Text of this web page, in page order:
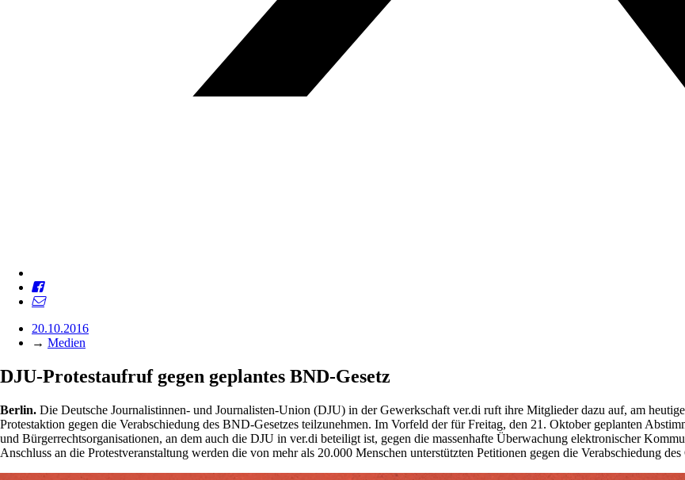
20.10.2016
→ Medien
DJU-Protestaufruf gegen geplantes BND-Gesetz
Berlin. Die Deutsche Journalistinnen- und Journalisten-Union (DJU) in der Gewerkschaft ver.di ruft ihre Mitglieder dazu auf, am
Protestaktion gegen die Verabschiedung des BND-Gesetzes teilzunehmen. Im Vorfeld der für Freitag, den 21. Oktober geplanten
und Bürgerrechtsorganisationen, an dem auch die DJU in ver.di beteiligt ist, gegen die massenhafte Überwachung elektronischer
Anschluss an die Protestveranstaltung werden die von mehr als 20.000 Menschen unterstützten Petitionen gegen die Verabschiedung